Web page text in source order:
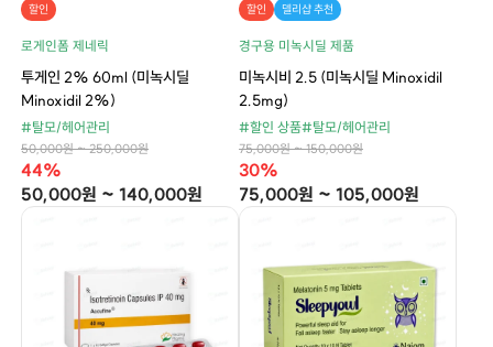
할인
로게인폼 제네릭
투게인 2% 60ml (미녹시딜
Minoxidil 2%)
#탈모/헤어관리
50,000원 ~ 250,000원
44%
50,000원 ~ 140,000원
할인 델리샵 추천
경구용 미녹시딜 제품
미녹시비 2.5 (미녹시딜 Minoxidil
2.5mg)
#할인 상품#탈모/헤어관리
75,000원 ~ 150,000원
30%
75,000원 ~ 105,000원